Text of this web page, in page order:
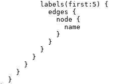
          labels(first:5) {
            edges {
              node {
                name
              }
            }
          }
        }
      }
    }
  }